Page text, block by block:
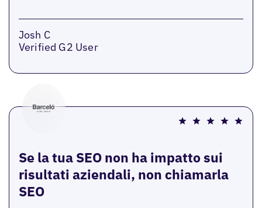
Josh C
Verified G2 User
Se la tua SEO non ha impatto sui
risultati aziendali, non chiamarla
SEO